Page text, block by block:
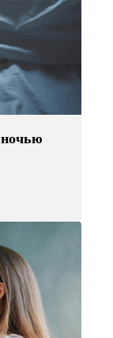
ночью